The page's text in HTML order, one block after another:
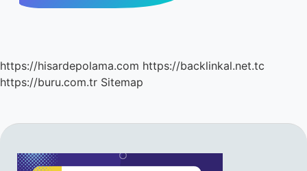
https://hisardepolama.com https://backlinkal.net.tc
https://buru.com.tr Sitemap
SIDEBAR